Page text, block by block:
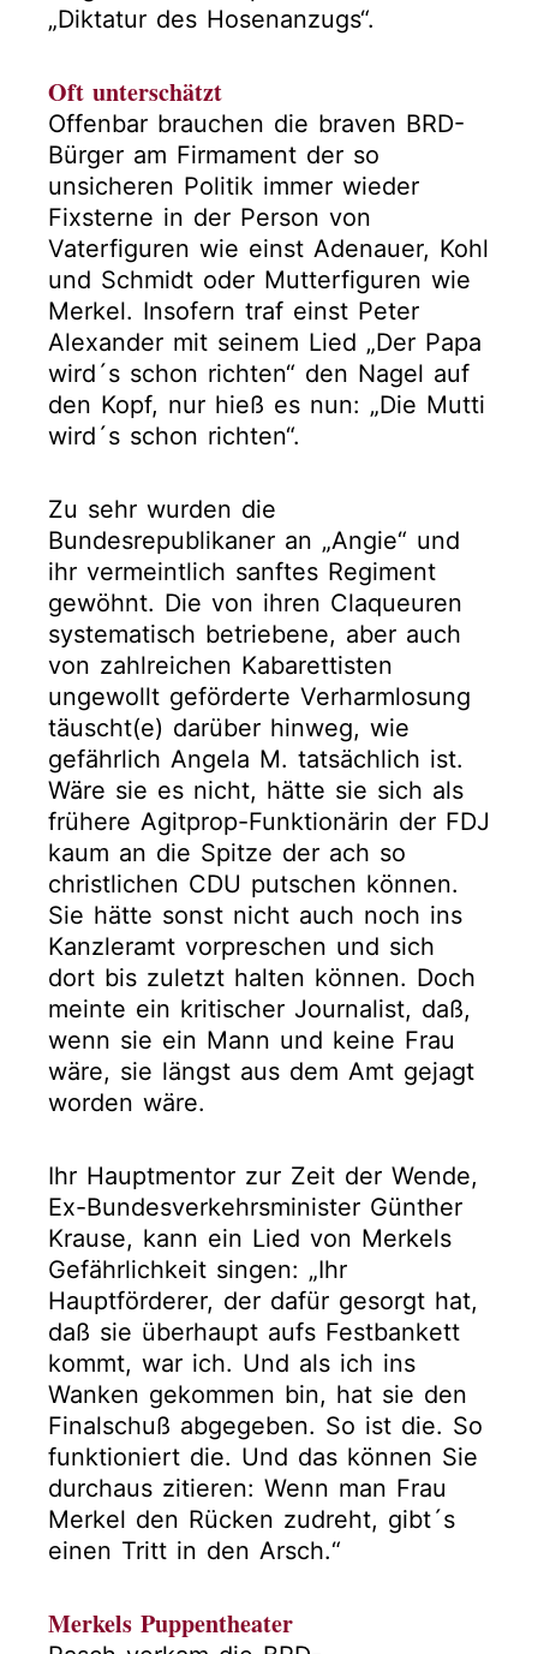
„Diktatur des Hosenanzugs“.
Oft unterschätzt
Offenbar brauchen die braven BRD-
Bürger am Firmament der so
unsicheren Politik immer wieder
Fixsterne in der Person von
Vaterfiguren wie einst Adenauer, Kohl
und Schmidt oder Mutterfiguren wie
Merkel. Insofern traf einst Peter
Alexander mit seinem Lied „Der Papa
wird´s schon richten“ den Nagel auf
den Kopf, nur hieß es nun: „Die Mutti
wird´s schon richten“.
Zu sehr wurden die
Bundesrepublikaner an „Angie“ und
ihr vermeintlich sanftes Regiment
gewöhnt. Die von ihren Claqueuren
systematisch betriebene, aber auch
von zahlreichen Kabarettisten
ungewollt geförderte Verharmlosung
täuscht(e) darüber hinweg, wie
gefährlich Angela M. tatsächlich ist.
Wäre sie es nicht, hätte sie sich als
frühere Agitprop-Funktionärin der FDJ
kaum an die Spitze der ach so
christlichen CDU putschen können.
Sie hätte sonst nicht auch noch ins
Kanzleramt vorpreschen und sich
dort bis zuletzt halten können. Doch
meinte ein kritischer Journalist, daß,
wenn sie ein Mann und keine Frau
wäre, sie längst aus dem Amt gejagt
worden wäre.
Ihr Hauptmentor zur Zeit der Wende,
Ex-Bundesverkehrsminister Günther
Krause, kann ein Lied von Merkels
Gefährlichkeit singen: „Ihr
Hauptförderer, der dafür gesorgt hat,
daß sie überhaupt aufs Festbankett
kommt, war ich. Und als ich ins
Wanken gekommen bin, hat sie den
Finalschuß abgegeben. So ist die. So
funktioniert die. Und das können Sie
durchaus zitieren: Wenn man Frau
Merkel den Rücken zudreht, gibt´s
einen Tritt in den Arsch.“
Merkels Puppentheater